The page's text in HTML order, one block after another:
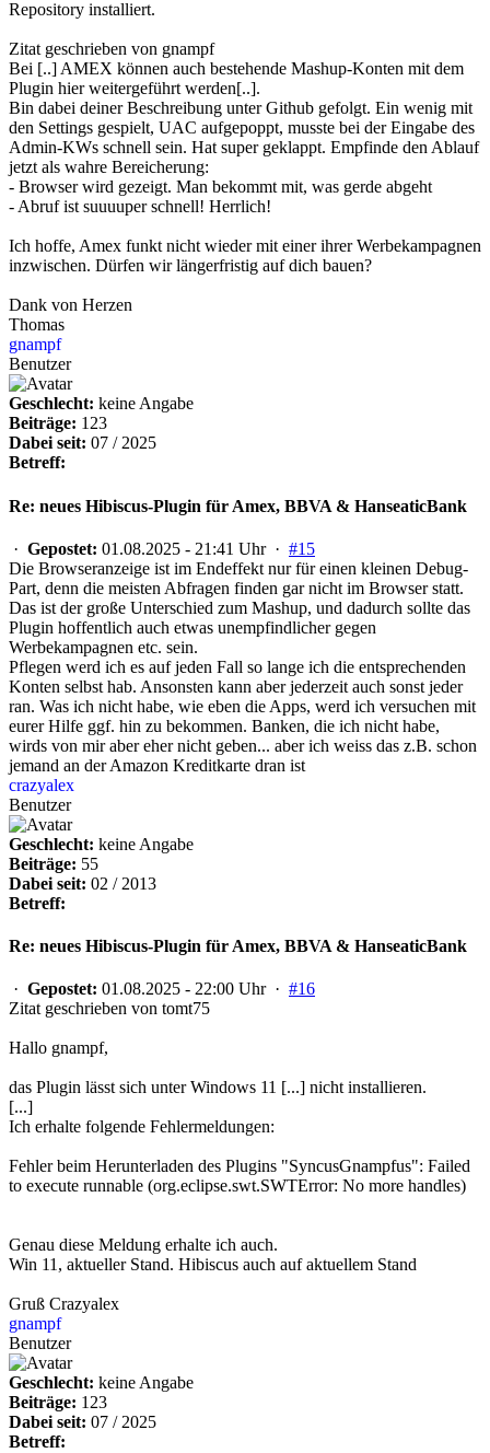
Repository installiert.
Zitat geschrieben von gnampf
Bei [..] AMEX können auch bestehende Mashup-Konten mit dem
Plugin hier weitergeführt werden[..].
Bin dabei deiner Beschreibung unter Github gefolgt. Ein wenig mit
den Settings gespielt, UAC aufgepoppt, musste bei der Eingabe des
Admin-KWs schnell sein. Hat super geklappt. Empfinde den Ablauf
jetzt als wahre Bereicherung:
- Browser wird gezeigt. Man bekommt mit, was gerde abgeht
- Abruf ist suuuuper schnell! Herrlich!
Ich hoffe, Amex funkt nicht wieder mit einer ihrer Werbekampagnen
inzwischen. Dürfen wir längerfristig auf dich bauen?
Dank von Herzen
Thomas
gnampf
Benutzer
Geschlecht: keine Angabe
Beiträge: 123
Dabei seit: 07 / 2025
Betreff:
Re: neues Hibiscus-Plugin für Amex, BBVA & HanseaticBank
· Gepostet: 01.08.2025 - 21:41 Uhr · #15
Die Browseranzeige ist im Endeffekt nur für einen kleinen Debug-
Part, denn die meisten Abfragen finden gar nicht im Browser statt.
Das ist der große Unterschied zum Mashup, und dadurch sollte das
Plugin hoffentlich auch etwas unempfindlicher gegen
Werbekampagnen etc. sein.
Pflegen werd ich es auf jeden Fall so lange ich die entsprechenden
Konten selbst hab. Ansonsten kann aber jederzeit auch sonst jeder
ran. Was ich nicht habe, wie eben die Apps, werd ich versuchen mit
eurer Hilfe ggf. hin zu bekommen. Banken, die ich nicht habe,
wirds von mir aber eher nicht geben... aber ich weiss das z.B. schon
jemand an der Amazon Kreditkarte dran ist
crazyalex
Benutzer
Geschlecht: keine Angabe
Beiträge: 55
Dabei seit: 02 / 2013
Betreff:
Re: neues Hibiscus-Plugin für Amex, BBVA & HanseaticBank
· Gepostet: 01.08.2025 - 22:00 Uhr · #16
Zitat geschrieben von tomt75
Hallo gnampf,
das Plugin lässt sich unter Windows 11 [...] nicht installieren.
[...]
Ich erhalte folgende Fehlermeldungen:
Fehler beim Herunterladen des Plugins "SyncusGnampfus": Failed
to execute runnable (org.eclipse.swt.SWTError: No more handles)
Genau diese Meldung erhalte ich auch.
Win 11, aktueller Stand. Hibiscus auch auf aktuellem Stand
Gruß Crazyalex
gnampf
Benutzer
Geschlecht: keine Angabe
Beiträge: 123
Dabei seit: 07 / 2025
Betreff: